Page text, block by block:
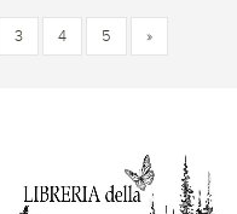
3 4 5 »